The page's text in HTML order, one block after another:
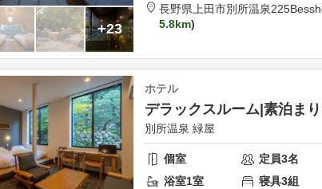
+23
長野県 上田市別所温泉225
5.8km
ホテル
デラックスルーム|素泊ま
別所温泉 緑屋
個室 定員3名
浴室1室 寝具3組